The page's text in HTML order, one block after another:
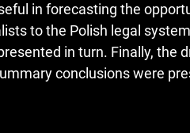
in forecasting the
to the Polish legal
in turn. Finally, the
conclusions were